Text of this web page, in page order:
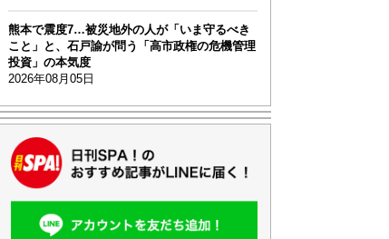
熊本で震度7…被災地外の人が「いま守るべき
こと」と、石戸諭が問う「高市政権の危機管理
投資」の本気度
2026年08月05日